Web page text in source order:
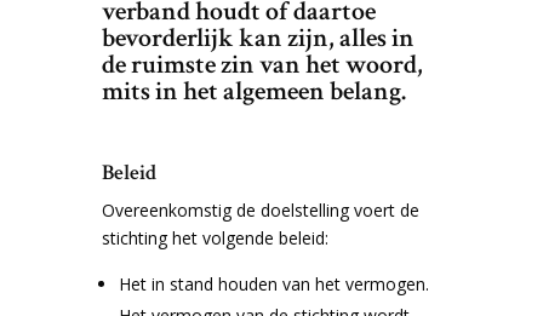
verband houdt of daartoe
bevorderlijk kan zijn, alles in
de ruimste zin van het woord,
mits in het algemeen belang.
Beleid
Overeenkomstig de doelstelling voert de
stichting het volgende beleid:
Het in stand houden van het vermogen.